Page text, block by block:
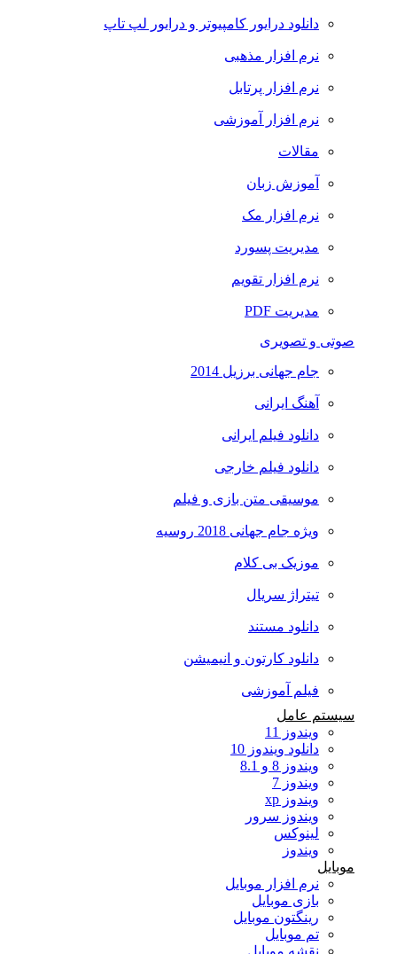
دانلود درایور کامپیوتر و درایور لپ تاپ
نرم افزار مذهبی
نرم افزار پرتابل
نرم افزار آموزشی
مقالات
آموزش زبان
نرم افزار مک
مدیریت پسورد
نرم افزار تقویم
مدیریت PDF
صوتی و تصویری
جام جهانی برزیل 2014
آهنگ ایرانی
دانلود فیلم ایرانی
دانلود فیلم خارجی
موسیقی متن بازی و فیلم
ویژه جام جهانی 2018 روسیه
موزیک بی کلام
تیتراژ سریال
دانلود مستند
دانلود کارتون و انیمیشن
فیلم آموزشی
سیستم عامل
ویندوز 11
دانلود ویندوز 10
ویندوز 8 و 8.1
ویندوز 7
ویندوز xp
ویندوز سرور
لینوکس
ویندوز
موبایل
نرم افزار موبایل
بازی موبایل
رینگتون موبایل
تم موبایل
نقشه موبایل